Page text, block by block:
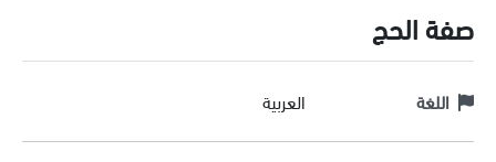
صفة الحج
اللغة العربية